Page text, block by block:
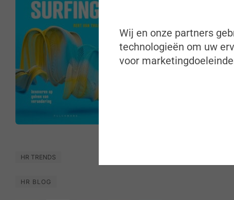
HR TRENDS
HR BLOG
Wij en onze partners
technologieën om uw
voor